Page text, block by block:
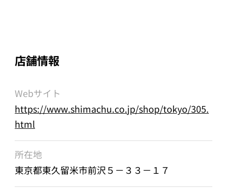
店舗情報
Webサイト
https://www.shimachu.co.jp/shop/tokyo/305.
html
所在地
東京都東久留米市前沢５－３３－１７